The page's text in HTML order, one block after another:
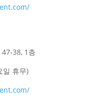
38, 1층
일 휴무)